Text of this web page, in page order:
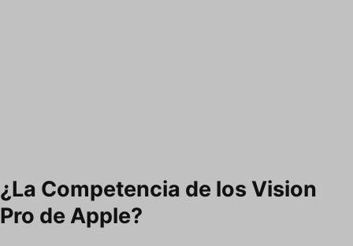
¿La Competencia de los Vision
Pro de Apple?